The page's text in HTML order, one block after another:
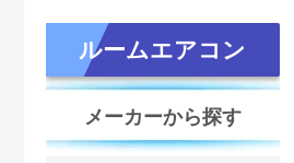
ルームエアコン
メーカーから探す